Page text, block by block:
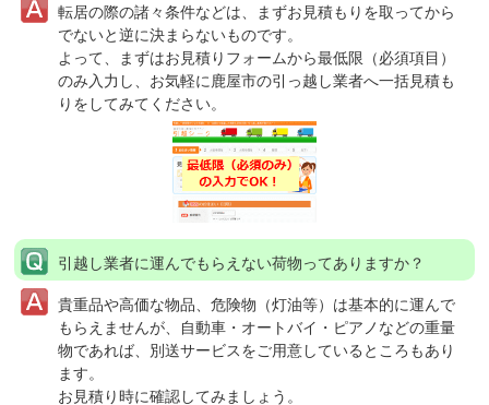
転居の際の諸々条件などは、まずお見積もりを取ってから
でないと逆に決まらないものです。
よって、まずはお見積りフォームから最低限（必須項目）
のみ入力し、お気軽に鹿屋市の引っ越し業者へ一括見積も
りをしてみてください。
引越し業者に運んでもらえない荷物ってありますか？
貴重品や高価な物品、危険物（灯油等）は基本的に運んで
もらえませんが、自動車・オートバイ・ピアノなどの重量
物であれば、別送サービスをご用意しているところもあり
ます。
お見積り時に確認してみましょう。